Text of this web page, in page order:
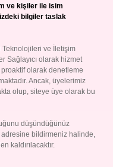
ve kişiler ile isim
bilgiler taslak
Teknolojileri ve İletişim
Sağlayıcı olarak hizmet
olarak denetleme
Ancak, üyelerimiz
olup, siteye üye olarak bu
düşündüğünüz
adresine bildirmeniz halinde,
kaldırılacaktır.